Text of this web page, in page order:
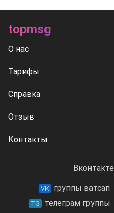
topmsg
О нас
Тарифы
Справка
Отзыв
Контакты
Вконтакте
VK группы ватсап
TG телеграм группы